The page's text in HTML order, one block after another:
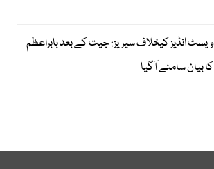
ویسٹ انڈیز کیخلاف سیریز: جیت کے بعد بابراعظم
کا بیان سامنے آگیا